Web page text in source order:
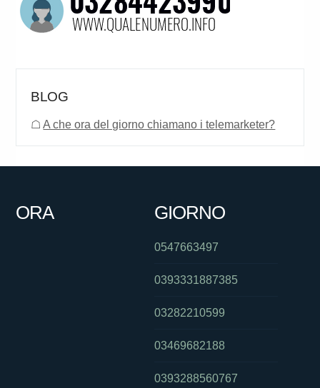
BLOG
☖A che ora del giorno chiamano i telemarketer?
ORA GIORNO
0547663497
0393331887385
03282210599
03469682188
0393288560767